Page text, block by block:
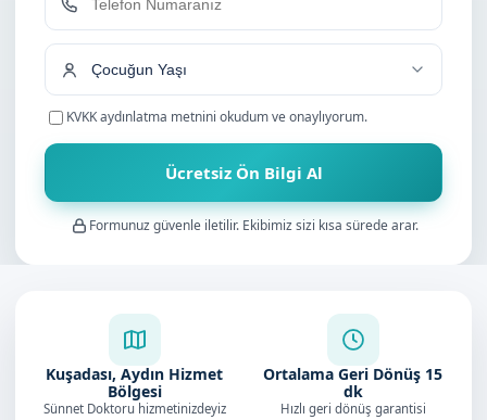
KVKK aydınlatma metnini okudum ve onaylıyorum.
Ücretsiz Ön Bilgi Al
Formunuz güvenle iletilir. Ekibimiz sizi kısa sürede arar.
Kuşadası, Aydın Hizmet
Bölgesi
Sünnet Doktoru hizmetinizdeyiz
Ortalama Geri Dönüş 15
dk
Hızlı geri dönüş garantisi